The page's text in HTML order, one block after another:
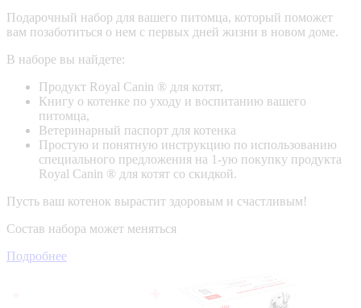
Подарочный набор для вашего питомца, который поможет
вам позаботиться о нем с первых дней жизни в новом доме.
В наборе вы найдете:
Продукт Royal Canin ® для котят,
Книгу о котенке по уходу и воспитанию вашего
питомца,
Ветеринарный паспорт для котенка
Простую и понятную инструкцию по использованию
специального предложения на 1-ую покупку продукта
Royal Canin ® для котят со скидкой.
Пусть ваш котенок вырастит здоровым и счастливым!
Состав набора может меняться
Подробнее